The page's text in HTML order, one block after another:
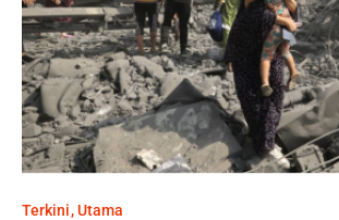
Terkini Utama